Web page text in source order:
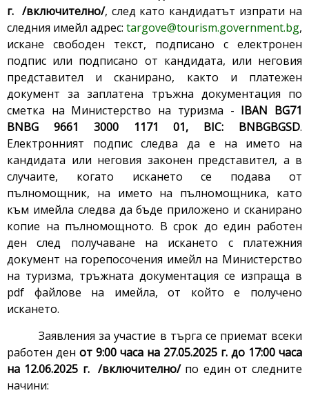
г. /включително/, след като кандидатът изпрати на
следния имейл адрес: targove@tourism.government.bg,
искане свободен текст, подписано с електронен
подпис или подписано от кандидата, или неговия
представител и сканирано, както и платежен
документ за заплатена тръжна документация по
сметка на Министерство на туризма - IBAN BG71
BNBG 9661 3000 1171 01, BIC: BNBGBGSD.
Електронният подпис следва да е на името на
кандидата или неговия законен представител, а в
случаите, когато искането се подава от
пълномощник, на името на пълномощника, като
към имейла следва да бъде приложено и сканирано
копие на пълномощното. В срок до един работен
ден след получаване на искането с платежния
документ на горепосочения имейл на Министерство
на туризма, тръжната документация се изпраща в
pdf файлове на имейла, от който е получено
искането.
Заявления за участие в търга се приемат всеки
работен ден от 9:00 часа на 27.05.2025 г. до 17:00 часа
на 12.06.2025 г. /включително/по един от следните
начини: